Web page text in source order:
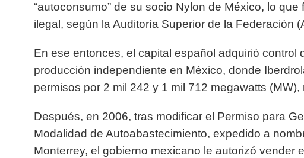
“autoconsumo” de su socio Nylon de México, lo
ilegal, según la Auditoría Superior de la Federación
En ese entonces, el capital español adquirió control
producción independiente en México, donde
permisos por 2 mil 242 y 1 mil 712 megawatts
Después, en 2006, tras modificar el Permiso para
Modalidad de Autoabastecimiento, expedido a
Monterrey, el gobierno mexicano le autorizó vender